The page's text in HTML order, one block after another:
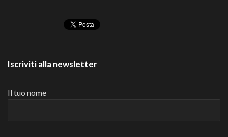
Iscriviti alla newsletter
Il tuo nome